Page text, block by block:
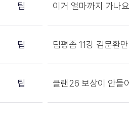
팁 이거 얼마까지 가나
팁 팀평좀 11강 김문환
팁 클랜26 보상이 안들